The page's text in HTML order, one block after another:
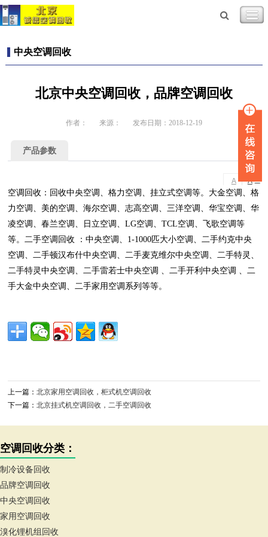
中央空调回收
北京中央空调回收，品牌空调回收
作者： 来源： 发布日期：2018-12-19
产品参数
A A
空调回收：回收中央空调、格力空调、挂立式空调等。大金空调、格
力空调、美的空调、海尔空调、志高空调、三洋空调、华宝空调、华
凌空调、春兰空调、日立空调、LG空调、TCL空调、飞歌空调等
等。二手空调回收 ：中央空调、1-1000匹大小空调、二手约克中央
空调、二手顿汉布什中央空调、二手麦克维尔中央空调、二手特灵、
二手特灵中央空调、二手雷若士中央空调 、二手开利中央空调 、二
手大金中央空调、二手家用空调系列等等。
上一篇：北京家用空调回收，柜式机空调回收
下一篇：北京挂式机空调回收，二手空调回收
空调回收分类：
制冷设备回收
品牌空调回收
中央空调回收
家用空调回收
溴化锂机组回收